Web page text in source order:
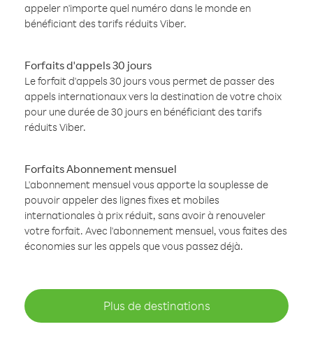
appeler n'importe quel numéro dans le monde en
bénéficiant des tarifs réduits Viber.
Forfaits d'appels 30 jours
Le forfait d'appels 30 jours vous permet de passer des
appels internationaux vers la destination de votre choix
pour une durée de 30 jours en bénéficiant des tarifs
réduits Viber.
Forfaits Abonnement mensuel
L'abonnement mensuel vous apporte la souplesse de
pouvoir appeler des lignes fixes et mobiles
internationales à prix réduit, sans avoir à renouveler
votre forfait. Avec l'abonnement mensuel, vous faites des
économies sur les appels que vous passez déjà.
Plus de destinations